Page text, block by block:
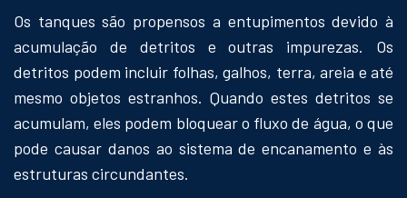
Os tanques são propensos a entupimentos devido à
acumulação de detritos e outras impurezas. Os
detritos podem incluir folhas, galhos, terra, areia e até
mesmo objetos estranhos. Quando estes detritos se
acumulam, eles podem bloquear o fluxo de água, o que
pode causar danos ao sistema de encanamento e às
estruturas circundantes.